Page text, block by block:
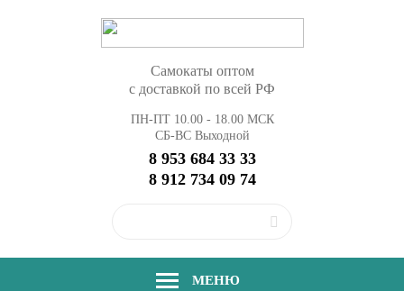
Самокаты оптом
с доставкой по всей РФ
ПН-ПТ 10.00 - 18.00 МСК
СБ-ВС Выходной
8 953 684 33 33
8 912 734 09 74
МЕНЮ